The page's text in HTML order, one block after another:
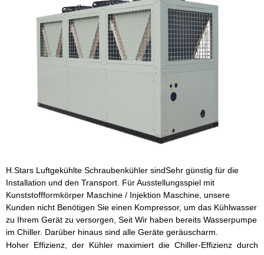
H.Stars Luftgekühlte Schraubenkühler sindSehr günstig für die
Installation und den Transport. Für Ausstellungsspiel mit
Kunststoffformkörper Maschine / Injektion Maschine, unsere
Kunden nicht Benötigen Sie einen Kompressor, um das Kühlwasser
zu Ihrem Gerät zu versorgen, Seit Wir haben bereits Wasserpumpe
im Chiller. Darüber hinaus sind alle Geräte geräuscharm.
Hoher Effizienz, der Kühler maximiert die Chiller-Effizienz durch